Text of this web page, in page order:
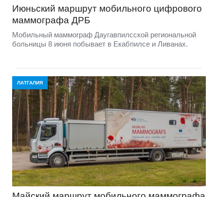
Июньский маршрут мобильного цифрового
маммографа ДРБ
Мобильный маммограф Даугавпилсской региональной
больницы 8 июня побывает в Екабпилсе и Ливанах.
ЛАТГАЛИЯ